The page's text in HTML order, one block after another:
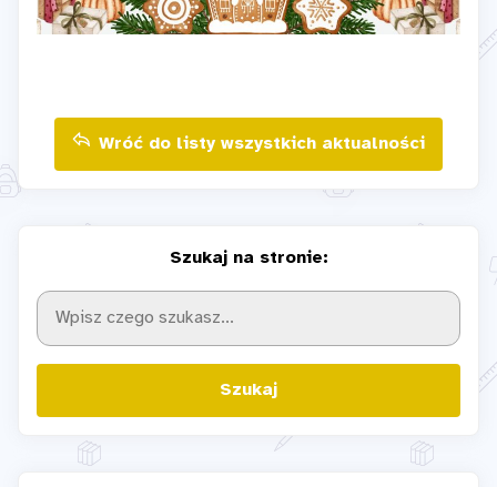
Wróć do listy wszystkich aktualności
Szukaj na stronie:
Szukaj